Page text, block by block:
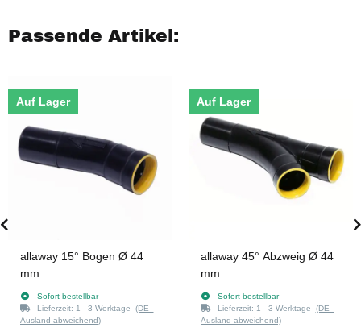
Passende Artikel:
Auf Lager
allaway 15° Bogen Ø 44
mm
Sofort bestellbar
Lieferzeit: 1 - 3 Werktage (DE -
Ausland abweichend)
Auf Lager
allaway 45° Abzweig Ø 44
mm
Sofort bestellbar
Lieferzeit: 1 - 3 Werktage (DE -
Ausland abweichend)